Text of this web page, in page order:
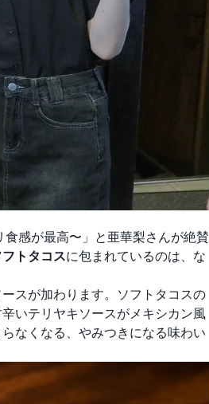
食感が最高〜」と亜華梨さんが絶賛
トタコスに包まれているのは、な
スが加わります。ソフトタコスの
いテリヤキソースがメキシカン風
なくなる、やみつきになる味わい